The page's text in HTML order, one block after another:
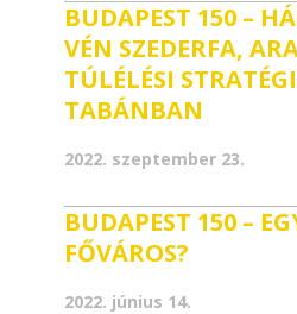
BUDAPEST 150 –
VÉN SZEDERFA,
TÚLÉLÉSI
TABÁNBAN
2022. szeptember 23.
BUDAPEST 150 –
FŐVÁROS?
2022. június 14.